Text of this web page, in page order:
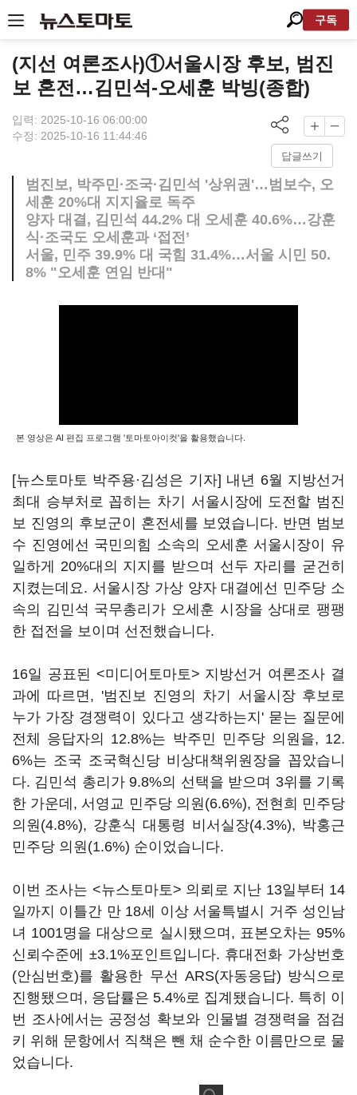
구독
(지선 여론조사)①서울시장 후보, 범진
보 혼전…김민석-오세훈 박빙(종합)
입력: 2025-10-16 06:00:00
수정: 2025-10-16 11:44:46
답글쓰기
범진보, 박주민·조국·김민석 '상위권'…범보수, 오
세훈 20%대 지지율로 독주
양자 대결, 김민석 44.2% 대 오세훈 40.6%…강훈
식·조국도 오세훈과 ‘접전’
서울, 민주 39.9% 대 국힘 31.4%…서울 시민 50.
8% "오세훈 연임 반대"
본 영상은 AI 편집 프로그램 '토마토아이컷'을 활용했습니다.
[뉴스토마토 박주용·김성은 기자] 내년 6월 지방선거
최대 승부처로 꼽히는 차기 서울시장에 도전할 범진
보 진영의 후보군이 혼전세를 보였습니다. 반면 범보
수 진영에선 국민의힘 소속의 오세훈 서울시장이 유
일하게 20%대의 지지를 받으며 선두 자리를 굳건히
지켰는데요. 서울시장 가상 양자 대결에선 민주당 소
속의 김민석 국무총리가 오세훈 시장을 상대로 팽팽
한 접전을 보이며 선전했습니다.
16일 공표된 <미디어토마토> 지방선거 여론조사 결
과에 따르면, '범진보 진영의 차기 서울시장 후보로
누가 가장 경쟁력이 있다고 생각하는지' 묻는 질문에
전체 응답자의 12.8%는 박주민 민주당 의원을, 12.
6%는 조국 조국혁신당 비상대책위원장을 꼽았습니
다. 김민석 총리가 9.8%의 선택을 받으며 3위를 기록
한 가운데, 서영교 민주당 의원(6.6%), 전현희 민주당
의원(4.8%), 강훈식 대통령 비서실장(4.3%), 박홍근
민주당 의원(1.6%) 순이었습니다.
이번 조사는 <뉴스토마토> 의뢰로 지난 13일부터 14
일까지 이틀간 만 18세 이상 서울특별시 거주 성인남
녀 1001명을 대상으로 실시됐으며, 표본오차는 95%
신뢰수준에 ±3.1%포인트입니다. 휴대전화 가상번호
(안심번호)를 활용한 무선 ARS(자동응답) 방식으로
진행됐으며, 응답률은 5.4%로 집계됐습니다. 특히 이
번 조사에서는 공정성 확보와 인물별 경쟁력을 점검
키 위해 문항에서 직책은 뺀 채 순수한 이름만으로 물
었습니다.